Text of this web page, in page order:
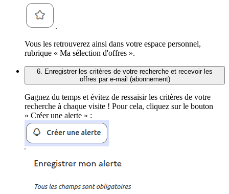
.
Vous les retrouverez ainsi dans votre espace personnel,
rubrique « Ma sélection d'offres ».
6. Enregistrer les critères de votre recherche et recevoir les
offres par e-mail (abonnement)
Gagnez du temps et évitez de ressaisir les critères de votre
recherche à chaque visite ! Pour cela, cliquez sur le bouton
« Créer une alerte » :